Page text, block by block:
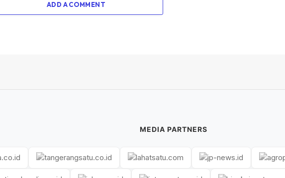
ADD A COMMENT
MEDIA PARTNERS